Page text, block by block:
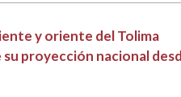
y oriente del Tolima
proyección nacional